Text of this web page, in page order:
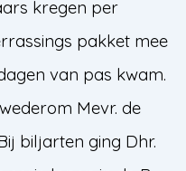
kregen per
pakket mee
van pas kwam.
Mevr. de
biljarten ging Dhr.